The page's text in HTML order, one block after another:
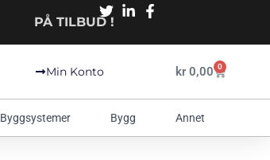
PÅ TILBUD !
Min Konto kr0,00 0
Byggsystemer Bygg Annet